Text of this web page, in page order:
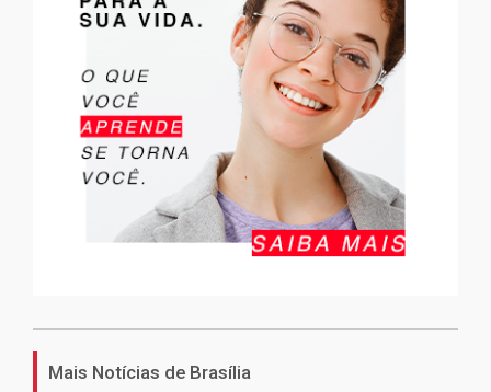
Mais Notícias de Brasília